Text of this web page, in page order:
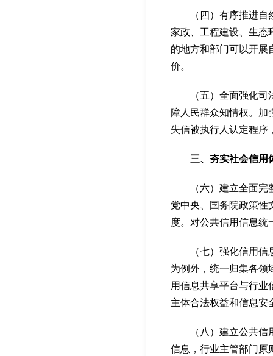
（四）有序推进自然
家政、工程建设、生态
的地方和部门可以开展
价。
（五）全面强化司法
障人民群众知情权。加
失信被执行人认定程序
三、夯实社会信用
（六）建立全面完整
党中央、国务院政策性
度。对公共信用信息统
（七）强化信用信息
为例外，统一归集各领
用信息共享平台与行
主体合法权益和信息安
（八）建立公共信用
信息，行业主管部门原